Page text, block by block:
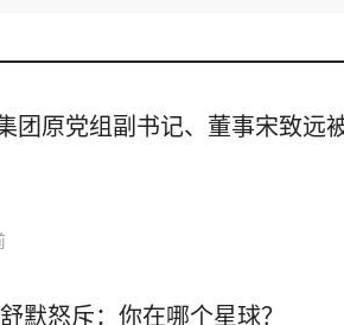
团原党组副书记、董事宋致远
默怒斥：你在哪个星球？